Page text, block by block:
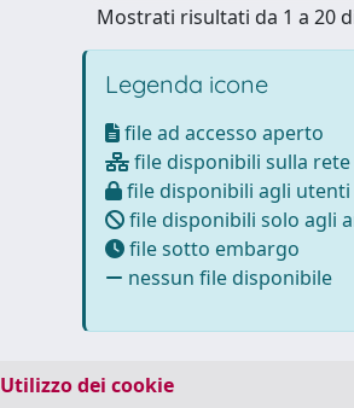
Mostrati risultati da 1 a 20
Legenda icone
file ad accesso aperto
file disponibili sulla
file disponibili agli
file disponibili solo agli
file sotto embargo
nessun file disponibile
Utilizzo dei cookie